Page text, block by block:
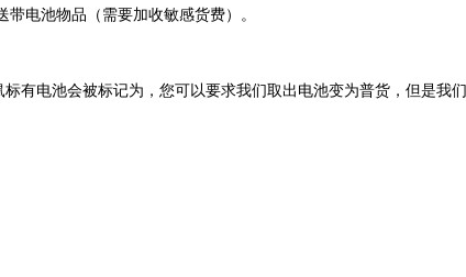
带电池物品（需要加收敏感货费）。
有电池会被标记为，您可以要求我们取出电池变为普货，但是我